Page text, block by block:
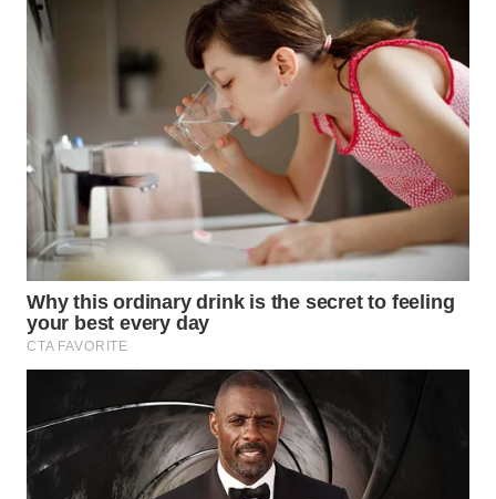
NIAS
WN
TAPANULI
SELATAN
WN
TANJUNG
LESUNG
SIMALUNGUN